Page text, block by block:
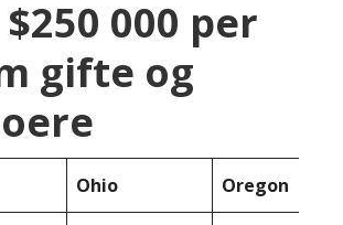
000 per
gifte og
Ohio Oregon